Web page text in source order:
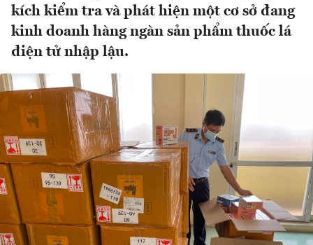
kích kiểm tra và phát hiện một cơ sở đang
kinh doanh hàng ngàn sản phẩm thuốc lá
điện tử nhập lậu.